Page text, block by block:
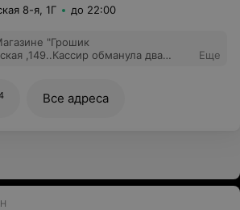
8-я, 1Г до 22:00
"Грошик
,149..Кассир обманула два
что на 10 рублей дали сдачу
,что пробит один и тот же
Еще
Все адреса